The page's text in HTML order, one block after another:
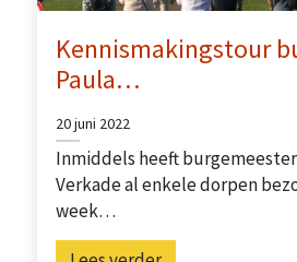
Kennismakingstour
Paula…
20 juni 2022
Inmiddels heeft
Verkade al enkele dorpen
week…